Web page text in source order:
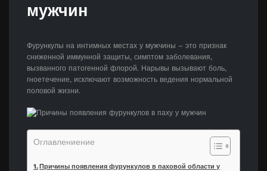
мужчин
Фурункулы на интимных местах у мужчины – это признак
сниженной иммунной защиты, симптом заболевания,
вызванного патогенной флорой. Нарывы вызывают боль,
гноетечение, исключают возможность ведения нормальной
половой жизни.
Оглавлениение
Причины появления фурункулов в паховой области у